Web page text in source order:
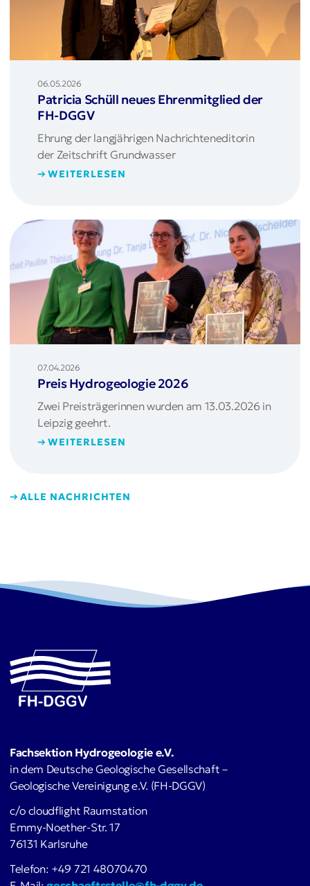
06.05.2026
Patricia Schüll neues Ehrenmitglied der
FH-DGGV
Ehrung der langjährigen Nachrichteneditorin
der Zeitschrift Grundwasser
WEITERLESEN
07.04.2026
Preis Hydrogeologie 2026
Zwei Preisträgerinnen wurden am 13.03.2026 in
Leipzig geehrt.
WEITERLESEN
ALLE NACHRICHTEN
Fachsektion Hydrogeologie e.V.
in dem Deutsche Geologische Gesellschaft –
Geologische Vereinigung e.V. (FH-DGGV)
c/o cloudflight Raumstation
Emmy-Noether-Str. 17
76131 Karlsruhe
Telefon: +49 721 48070470